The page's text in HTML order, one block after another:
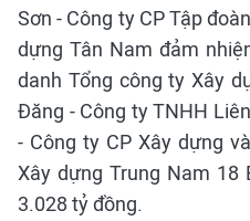
Sơn - Công ty CP Tập
dựng Tân Nam đảm
danh Tổng công ty Xây
Đăng - Công ty TNHH
- Công ty CP Xây dựng
Xây dựng Trung Nam 18
3.028 tỷ đồng.